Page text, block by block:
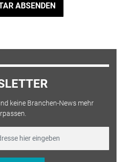
ABSENDEN
keine Branchen-News mehr